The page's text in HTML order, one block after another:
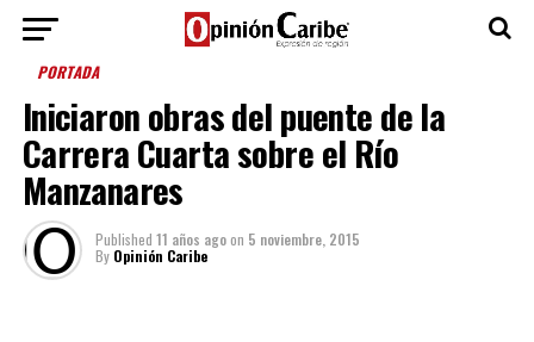
PORTADA
Iniciaron obras del puente de la
Carrera Cuarta sobre el Río
Manzanares
Published 11 años agoon 5 noviembre, 2015
By Opinión Caribe